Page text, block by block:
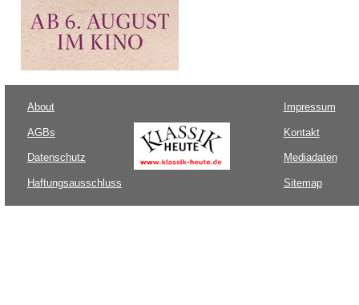
About
AGBs
Datenschutz
Haftungsausschluss
Impressum
Kontakt
Mediadaten
Sitemap